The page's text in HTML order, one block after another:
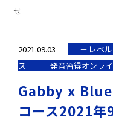
せ
2021.09.03 －レベ
ス
発音習得オンラ
Gabby x
コース2021年